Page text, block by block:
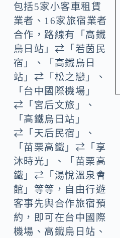
包括5家小客車租賃
業者、16家旅宿業者
合作，路線有「高鐵
烏日站」⇄「若茵民
宿」、「高鐵烏日
站」⇄「松之戀」、
「台中國際機場」
⇄「宮后文旅」、
「高鐵烏日站」
⇄「天后民宿」、
「苗栗高鐵」⇄「享
沐時光」、「苗栗高
鐵」⇄「湯悅溫泉會
館」等等，自由行遊
客事先與合作旅宿預
約，即可在台中國際
機場、高鐵烏日站、